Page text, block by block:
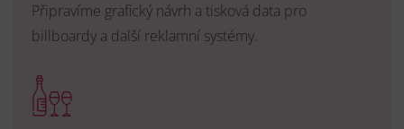
Připravíme grafický návrh a tisková data pro
billboardy a další reklamní systémy.